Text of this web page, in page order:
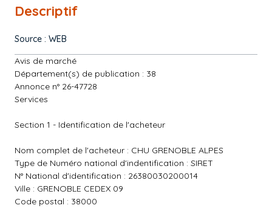
Descriptif
Source : WEB
Avis de marché
Département(s) de publication : 38
Annonce n° 26-47728
Services
Section 1 - Identification de l'acheteur
Nom complet de l'acheteur : CHU GRENOBLE ALPES
Type de Numéro national d'indentification : SIRET
N° National d'identification : 26380030200014
Ville : GRENOBLE CEDEX 09
Code postal : 38000